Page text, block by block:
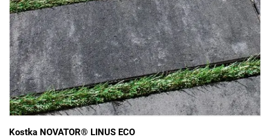
Kostka NOVATOR® LINUS ECO